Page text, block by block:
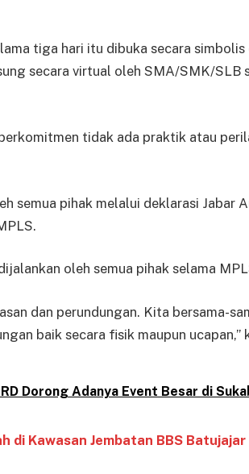
tiga hari itu dibuka secara
secara virtual oleh SMA/SMK/SLB
tidak ada praktik atau
semua pihak melalui deklarasi Jabar
oleh semua pihak selama
dan perundungan. Kita bersama-
baik secara fisik maupun ucapan,”
Dorong Adanya Event Besar di
di Kawasan Jembatan BBS